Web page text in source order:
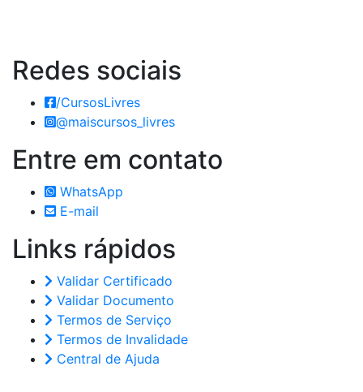
Redes sociais
/CursosLivres
@maiscursos_livres
Entre em contato
WhatsApp
E-mail
Links rápidos
Validar Certificado
Validar Documento
Termos de Serviço
Termos de Invalidade
Central de Ajuda